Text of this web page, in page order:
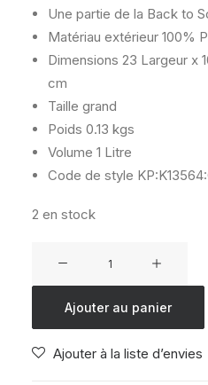
Une partie de la Back to
Matériau extérieur 100%
Dimensions 23 Largeur x
cm
Taille grand
Poids 0.13 kgs
Volume 1 Litre
Code de style
2 en stock
GITROY
NAVY
Ajouter au panier
Ajouter à la liste d’envies